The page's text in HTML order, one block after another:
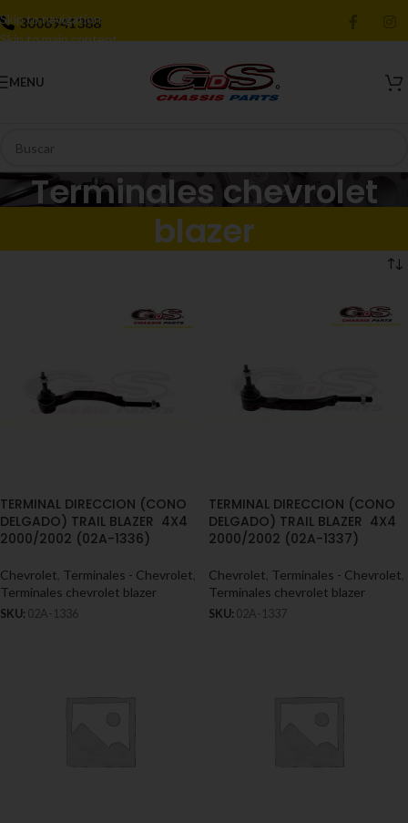
Skip to navigation
Skip to main content
3006941388
MENU
Terminales chevrolet
blazer
TERMINAL DIRECCION (CONO
DELGADO) TRAIL BLAZER 4X4
2000/2002 (02A-1336)
Chevrolet Terminales - Chevrolet
Terminales chevrolet blazer
SKU: 02A-1336
TERMINAL DIRECCION (CONO
DELGADO) TRAIL BLAZER 4X4
2000/2002 (02A-1337)
Chevrolet Terminales - Chevrolet
Terminales chevrolet blazer
SKU: 02A-1337